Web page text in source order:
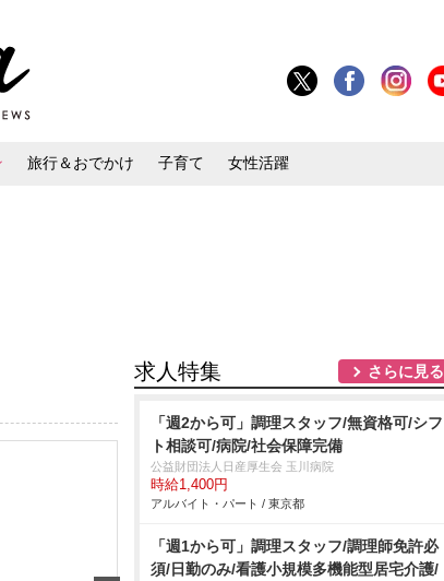
旅行＆おでかけ 子育て 女性活躍
求人特集 さらに見る
「週2から可」調理スタッフ/無資格可/シフ
ト相談可/病院/社会保障完備
公益財団法人日産厚生会 玉川病院
時給1,400円
アルバイト・パート / 東京都
「週1から可」調理スタッフ/調理師免許必
須/日勤のみ/看護小規模多機能型居宅介護/